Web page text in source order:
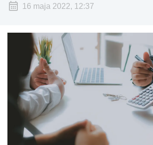
16 maja 2022, 12:37